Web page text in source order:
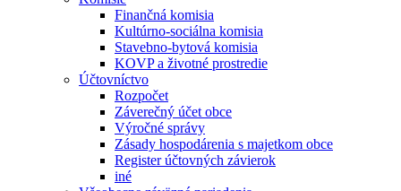
Finančná komisia
Kultúrno-sociálna komisia
Stavebno-bytová komisia
KOVP a životné prostredie
Účtovníctvo
Rozpočet
Záverečný účet obce
Výročné správy
Zásady hospodárenia s majetkom obce
Register účtovných závierok
iné